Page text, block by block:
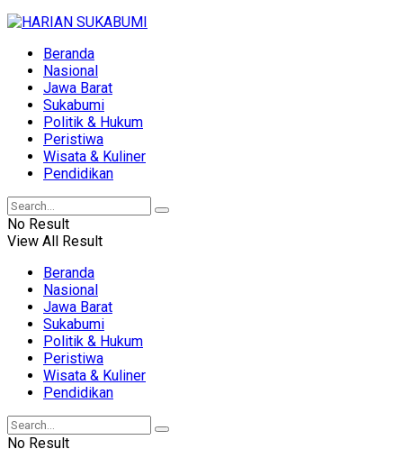
Beranda
Nasional
Jawa Barat
Sukabumi
Politik & Hukum
Peristiwa
Wisata & Kuliner
Pendidikan
No Result
View All Result
Beranda
Nasional
Jawa Barat
Sukabumi
Politik & Hukum
Peristiwa
Wisata & Kuliner
Pendidikan
No Result